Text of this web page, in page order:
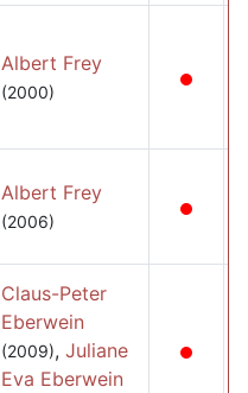
Albert Frey
(2000)
Albert Frey
(2006)
Claus-Peter
Eberwein
(2009), Juliane
Eva Eberwein